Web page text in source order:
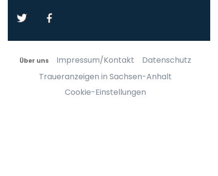
Über uns Impressum/Kontakt
Datenschutz
Traueranzeigen in Sachsen-Anhalt
Cookie-Einstellungen